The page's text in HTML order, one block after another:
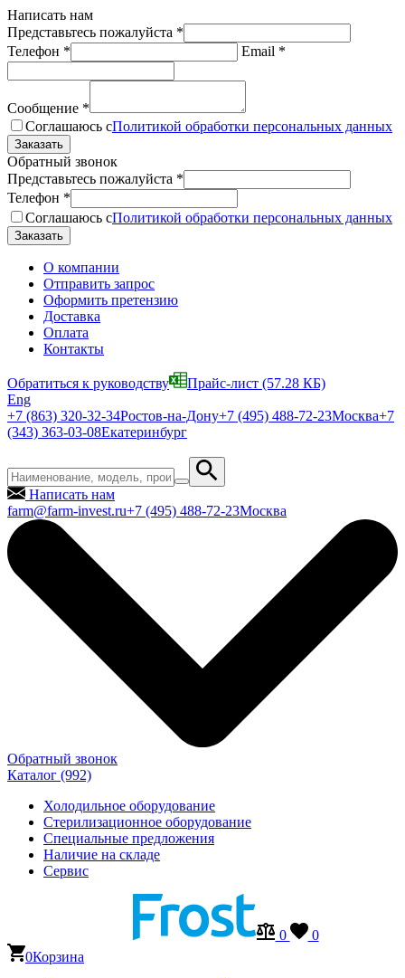
Написать нам
Представьтесь пожалуйста *
Телефон * Email *
Сообщение *
Соглашаюсь сПолитикой обработки персональных данных
Обратный звонок
Представьтесь пожалуйста *
Телефон *
Соглашаюсь сПолитикой обработки персональных данных
О компании
Отправить запрос
Оформить претензию
Доставка
Оплата
Контакты
Обратиться к руководству Прайс-лист (57.28 КБ)
Eng
+7 (863) 320-32-34Ростов-на-Дону+7 (495) 488-72-23Москва+7
(343) 363-03-08Екатеринбург
Написать нам
farm@farm-invest.ru+7 (495) 488-72-23Москва
Обратный звонок
Каталог (992)
Холодильное оборудование
Стерилизационное оборудование
Специальные предложения
Наличие на складе
Сервис
0
0
0Корзина